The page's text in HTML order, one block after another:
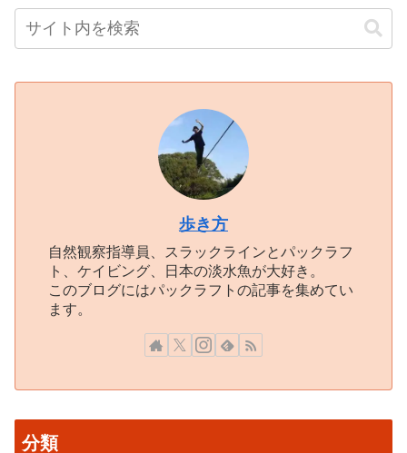
歩き方
自然観察指導員、スラックラインとパックラフ
ト、ケイビング、日本の淡水魚が大好き。
このブログにはパックラフトの記事を集めてい
ます。
分類